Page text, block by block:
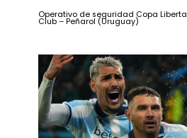
Operativo de seguridad Copa
Club – Peñarol (Uruguay)